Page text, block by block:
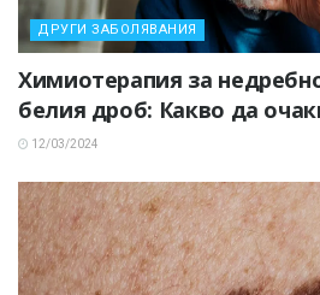
ДРУГИ ЗАБОЛЯВАНИЯ
Химиотерапия за
белия дроб: Какво да
12/03/2024